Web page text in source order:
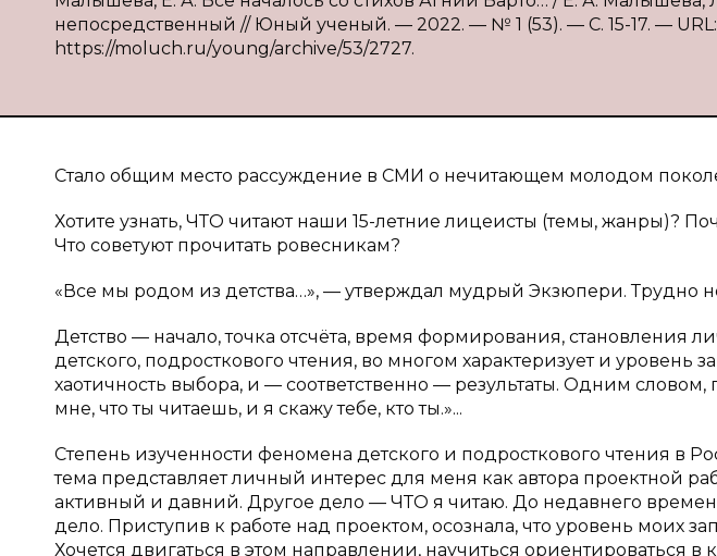
непосредственный // Юный ученый. — 2022. — № 1 (53). — С. 15-17. — URL:
https://moluch.ru/young/archive/53/2727.
Стало общим место рассуждение в СМИ о нечитающем молодом
Хотите узнать, ЧТО читают наши 15-летние лицеисты (темы, жанры)?
Что советуют прочитать ровесникам?
«Все мы родом из детства…», — утверждал мудрый Экзюпери. Трудно
Детство — начало, точка отсчёта, время формирования, становления
детского, подросткового чтения, во многом характеризует и уровень
хаотичность выбора, и — соответственно — результаты. Одним
мне, что ты читаешь, и я скажу тебе, кто ты.»...
Степень изученности феномена детского и подросткового чтения в
тема представляет личный интерес для меня как автора проектной
активный и давний. Другое дело — ЧТО я читаю. До недавнего
дело. Приступив к работе над проектом, осознала, что уровень моих
Хочется двигаться в этом направлении, научиться ориентироваться в